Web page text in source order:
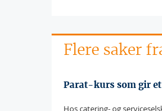
Flere saker
Parat-kurs som gir
Hos catering- og